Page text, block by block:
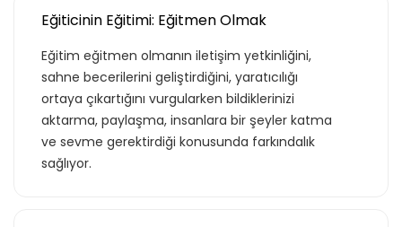
Eğiticinin Eğitimi: Eğitmen Olmak
Eğitim eğitmen olmanın iletişim yetkinliğini,
sahne becerilerini geliştirdiğini, yaratıcılığı
ortaya çıkartığını vurgularken bildiklerinizi
aktarma, paylaşma, insanlara bir şeyler katma
ve sevme gerektirdiği konusunda farkındalık
sağlıyor.